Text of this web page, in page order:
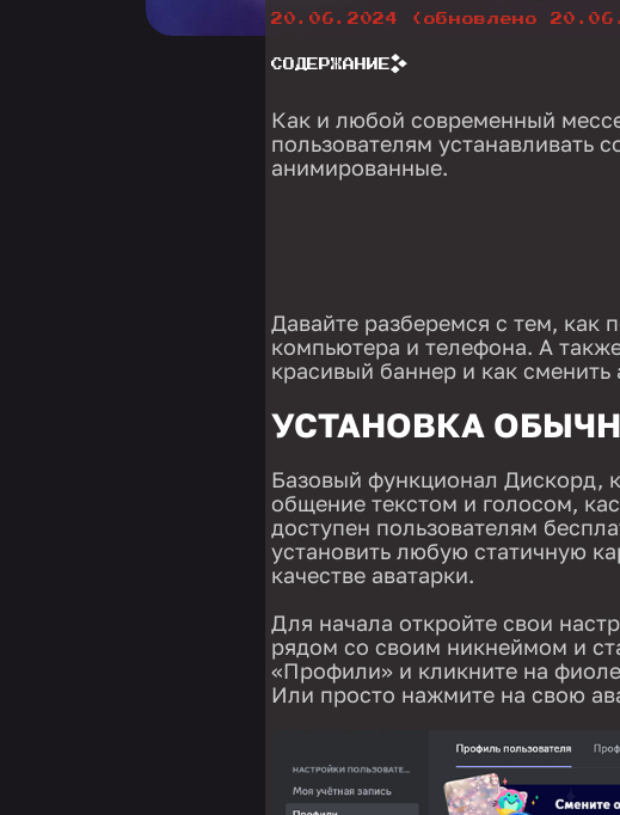
20.06.2024 (обновлено
СОДЕРЖАНИЕ
Как и любой современный
пользователям устанавливать
анимированные.
Давайте разберемся с тем, как
компьютера и телефона. А
красивый баннер и как сменить
УСТАНОВКА
Базовый функционал Дискорд,
общение текстом и голосом,
доступен пользователям
установить любую статичную
качестве аватарки.
Для начала откройте свои
рядом со своим никнеймом и
«Профили» и кликните на
Или просто нажмите на свою